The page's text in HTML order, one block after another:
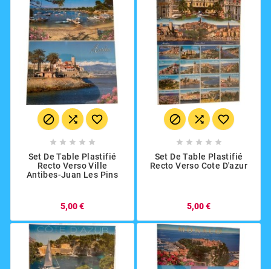
  
    
Set De Table Plastifié
Recto Verso Ville
Antibes-Juan Les Pins
5,00 €
  
    
Set De Table Plastifié
Recto Verso Cote D'azur
5,00 €